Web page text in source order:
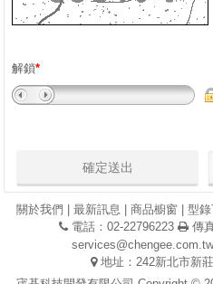
解鎖*
關於我們 最新訊息 商品櫥窗| 型
電話：02-22796223
傳
services@chengee.com.tw
地址：242新北市新